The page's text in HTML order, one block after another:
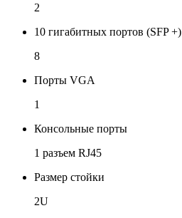
2
10 гигабитных портов (SFP +)
8
Порты VGA
1
Консольные порты
1 разъем RJ45
Размер стойки
2U